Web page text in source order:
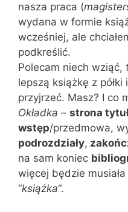
nasza praca (
wydana w formie
wcześniej, ale
podkreślić.
Polecam niech wziąć,
lepszą książkę z półki
przyjrzeć. Masz? I co
Okładka – strona
wstęp/przedmowa,
podrozdziały,
na sam koniec
więcej będzie
“książka“.